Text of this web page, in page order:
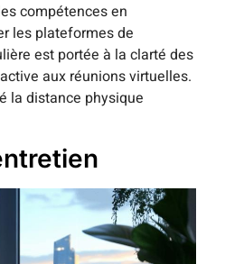
compétences en
les plateformes de
est portée à la clarté des
aux réunions virtuelles.
la distance physique